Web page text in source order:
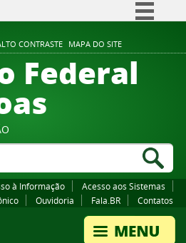
CONTRASTE MAPA DO SITE
Comunica BR
Participe
Canais
Federal
à Informação
Acesso aos Sistemas
Ouvidoria Fala.BR Contatos